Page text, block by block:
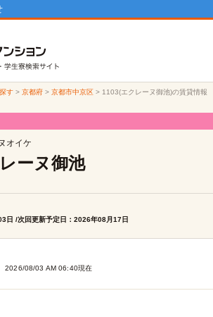
す> 京都府> 京都市中京区> 1103(エクレーヌ御池)の賃貸情報
オイケ
ーヌ御池
日 /次回更新予定日：2026年08月17日
2026/08/03 AM 06:40現在